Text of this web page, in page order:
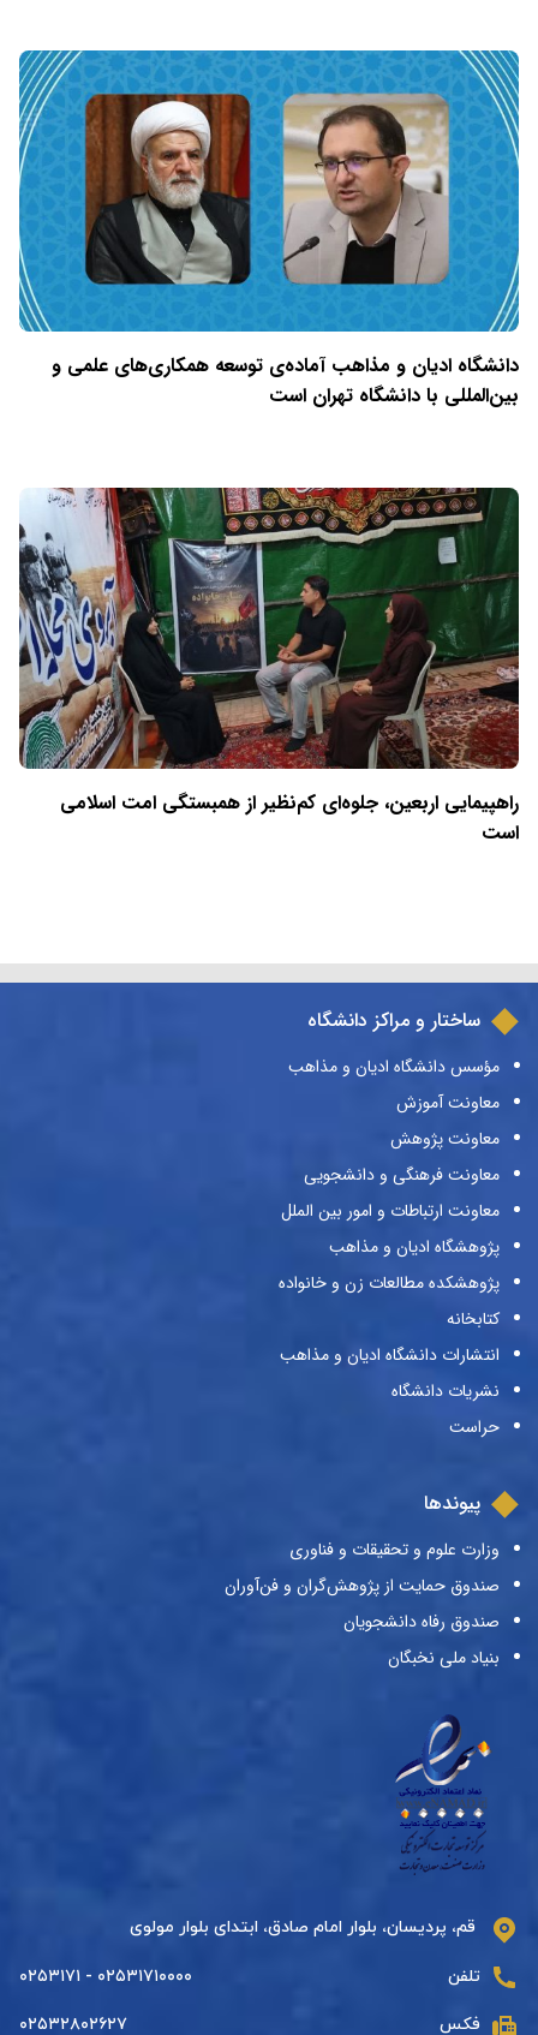
دانشگاه ادیان و مذاهب آماده‌ی توسعه همکاری‌های علمی و
بین‌المللی با دانشگاه تهران است
راهپیمایی اربعین، جلوه‌ای کم‌نظیر از همبستگی امت اسلامی
است
ساختار و مراکز دانشگاه
مؤسس دانشگاه ادیان و مذاهب
معاونت آموزش
معاونت پژوهش
معاونت فرهنگی و دانشجویی
معاونت ارتباطات و امور بین الملل
پژوهشگاه ادیان و مذاهب
پژوهشکده مطالعات زن و خانواده
کتابخانه
انتشارات دانشگاه ادیان و مذاهب
نشریات دانشگاه
حراست
پیوندها
وزارت علوم و تحقیقات و فناوری
صندوق حمایت از پژوهش‌گران و فن‌آوران
صندوق رفاه دانشجویان
بنیاد ملی نخبگان
قم، پردیسان، بلوار امام صادق، ابتدای بلوار مولوی
تلفن ۰۲۵۳۱۷۱۰۰۰۰ - ۰۲۵۳۱۷۱
فکس ۰۲۵۳۲۸۰۲۶۲۷